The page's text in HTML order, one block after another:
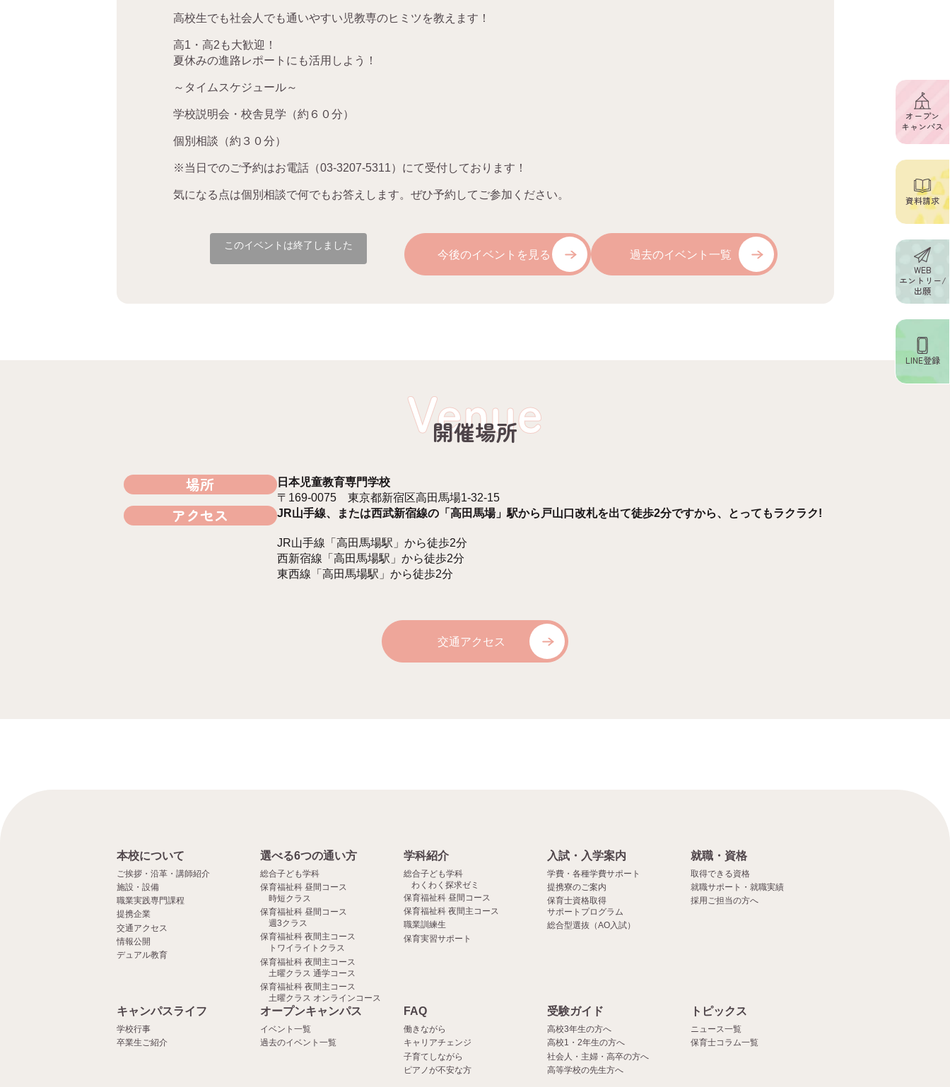
高校生でも社会人でも通いやすい児教専のヒミツを教えます！
高1・高2も大歓迎！
夏休みの進路レポートにも活用しよう！
～タイムスケジュール～
学校説明会・校舎見学（約６０分）
個別相談（約３０分）
※当日でのご予約はお電話（03-3207-5311）にて受付しております！
気になる点は個別相談で何でもお答えします。ぜひ予約してご参加ください。
このイベントは終了しました
今後のイベントを見る 過去のイベント一覧
Venue
開催場所
場所
日本児童教育専門学校
〒169-0075 東京都新宿区高田馬場1-32-15
アクセス JR山手線、または西武新宿線の「高田馬場」駅から戸山口改札を出て徒歩2分ですから、とってもラクラク!
JR山手線「高田馬場駅」から徒歩2分
西新宿線「高田馬場駅」から徒歩2分
東西線「高田馬場駅」から徒歩2分
交通アクセス
オープン
キャンパス
資料請求
WEB
エントリー/
出願
LINE登録
本校について
ご挨拶・沿革・講師紹介
施設・設備
職業実践専門課程
提携企業
交通アクセス
情報公開
デュアル教育
選べる6つの通い方
総合子ども学科
保育福祉科 昼間コース
時短クラス
保育福祉科 昼間コース
週3クラス
保育福祉科 夜間主コース
トワイライトクラス
保育福祉科 夜間主コース
土曜クラス 通学コース
保育福祉科 夜間主コース
土曜クラス オンラインコース
学科紹介
総合子ども学科
わくわく探求ゼミ
保育福祉科 昼間コース
保育福祉科 夜間主コース
職業訓練生
保育実習サポート
入試・入学案内
学費・各種学費サポート
提携寮のご案内
保育士資格取得
サポートプログラム
総合型選抜（AO入試）
就職・資格
取得できる資格
就職サポート・就職実績
採用ご担当の方へ
キャンパスライフ
学校行事
卒業生ご紹介
オープンキャンパス
イベント一覧
過去のイベント一覧
FAQ
働きながら
キャリアチェンジ
子育てしながら
ピアノが不安な方
受験ガイド
高校3年生の方へ
高校1・2年生の方へ
社会人・主婦・高卒の方へ
高等学校の先生方へ
トピックス
ニュース一覧
保育士コラム一覧